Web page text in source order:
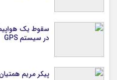
سقوط یک
در سیستم‌ GPS
پیکر مریم